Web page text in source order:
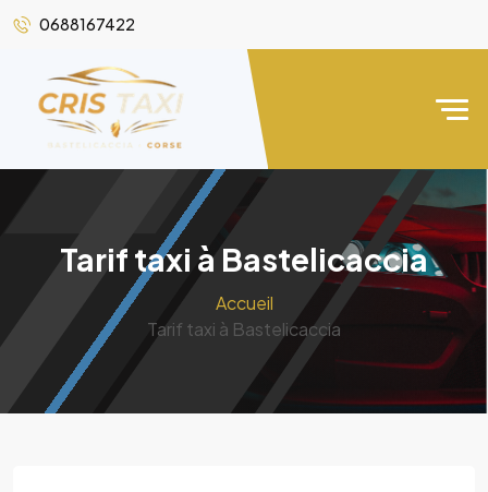
0688167422
Tarif taxi à Bastelicaccia
Accueil
Tarif taxi à Bastelicaccia